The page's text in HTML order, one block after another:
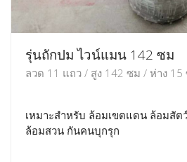
รุ่นถักปม ไวน์แมน 142 ซม
ลวด 11 แถว / สูง 142 ซม / ห่าง 15
เหมาะสำหรับ ล้อมเขตแดน ล้อมสั
ล้อมสวน กันคนบุกรุก